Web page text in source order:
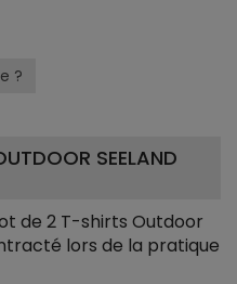
?
SEELAND
de 2 T-shirts Outdoor
lors de la pratique